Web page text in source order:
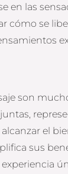
en las
cómo se
son
el
sus